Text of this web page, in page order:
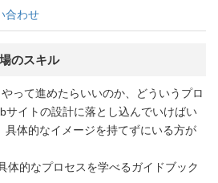
合わせ
のスキル
って進めたらいいのか、どういうプロ
サイトの設計に落とし込んでいけばい
具体的なイメージを持てずにいる方が
体的なプロセスを学べるガイドブック